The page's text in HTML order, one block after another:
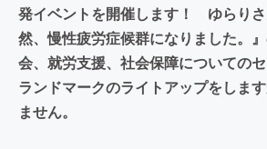
発イベントを開催します！ ゆらり
然、慢性疲労症候群になりました。
会、就労支援、社会保障についてのセ
ランドマークのライトアップをしま
ません。